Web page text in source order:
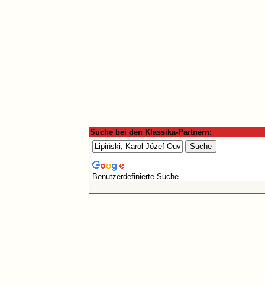
Suche bei den Klassika-Partnern:
Benutzerdefinierte Suche